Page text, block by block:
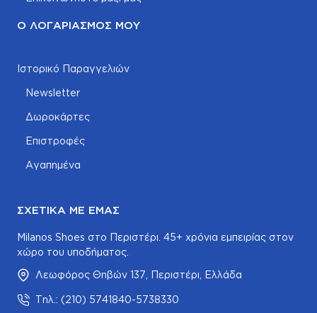
Ο ΛΟΓΑΡΙΑΣΜΌΣ ΜΟΥ
Ιστορικό Παραγγελιών
Newsletter
Δωροκάρτες
Επιστροφές
Αγαπημένα
ΣΧΕΤΙΚΆ ΜΕ ΕΜΆΣ
Milanos Shoes στο Περιστέρι. 45+ χρόνια εμπειρίας στον
χώρο του υποδήματος.
Λεωφόρος Θηβών 137, Περιστέρι, Ελλάδα
Τηλ.: (210) 5741840-5738330